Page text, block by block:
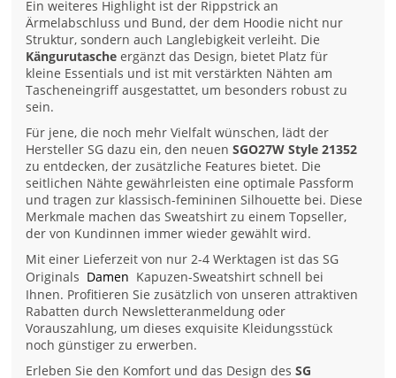
Ein weiteres Highlight ist der Rippstrick an
Ärmelabschluss und Bund, der dem Hoodie nicht nur
Struktur, sondern auch Langlebigkeit verleiht. Die
Kängurutasche ergänzt das Design, bietet Platz für
kleine Essentials und ist mit verstärkten Nähten am
Tascheneingriff ausgestattet, um besonders robust zu
sein.
Für jene, die noch mehr Vielfalt wünschen, lädt der
Hersteller SG dazu ein, den neuenSGO27W Style 21352
zu entdecken, der zusätzliche Features bietet. Die
seitlichen Nähte gewährleisten eine optimale Passform
und tragen zur klassisch-femininen Silhouette bei. Diese
Merkmale machen das Sweatshirt zu einem Topseller,
der von Kundinnen immer wieder gewählt wird.
Mit einer Lieferzeit von nur 2-4 Werktagen ist das SG
Originals Damen Kapuzen-Sweatshirt schnell bei
Ihnen. Profitieren Sie zusätzlich von unseren attraktiven
Rabatten durch Newsletteranmeldung oder
Vorauszahlung, um dieses exquisite Kleidungsstück
noch günstiger zu erwerben.
Erleben Sie den Komfort und das Design desSG